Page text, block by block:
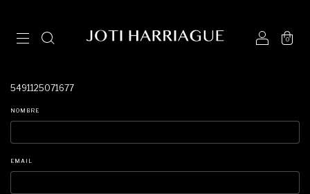
0
5491125071677
NOMBRE
EMAIL